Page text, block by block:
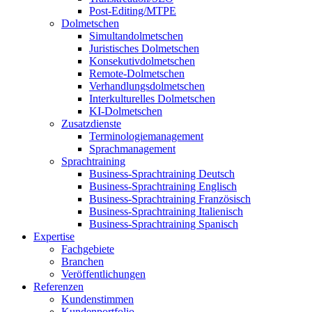
Post-Editing/MTPE
Dolmetschen
Simultandolmetschen
Juristisches Dolmetschen
Konsekutivdolmetschen
Remote-Dolmetschen
Verhandlungsdolmetschen
Interkulturelles Dolmetschen
KI-Dolmetschen
Zusatzdienste
Terminologiemanagement
Sprachmanagement
Sprachtraining
Business-Sprachtraining Deutsch
Business-Sprachtraining Englisch
Business-Sprachtraining Französisch
Business-Sprachtraining Italienisch
Business-Sprachtraining Spanisch
Expertise
Fachgebiete
Branchen
Veröffentlichungen
Referenzen
Kundenstimmen